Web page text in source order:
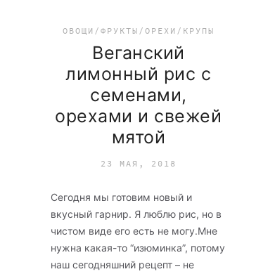
ОВОЩИ/ФРУКТЫ/ОРЕХИ/КРУПЫ
Веганский
лимонный рис с
семенами,
орехами и свежей
мятой
23 МАЯ, 2018
Сегодня мы готовим новый и
вкусный гарнир. Я люблю рис, но в
чистом виде его есть не могу.Мне
нужна какая-то “изюминка”, потому
наш сегодняшний рецепт – не